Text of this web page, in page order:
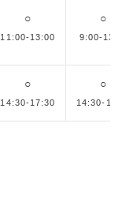
○
11:00-13:00
○
9:00-
○
14:30-17:30
○
14:30-